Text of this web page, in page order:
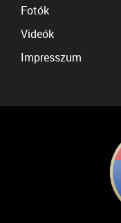
Fotók
Videók
Impresszum